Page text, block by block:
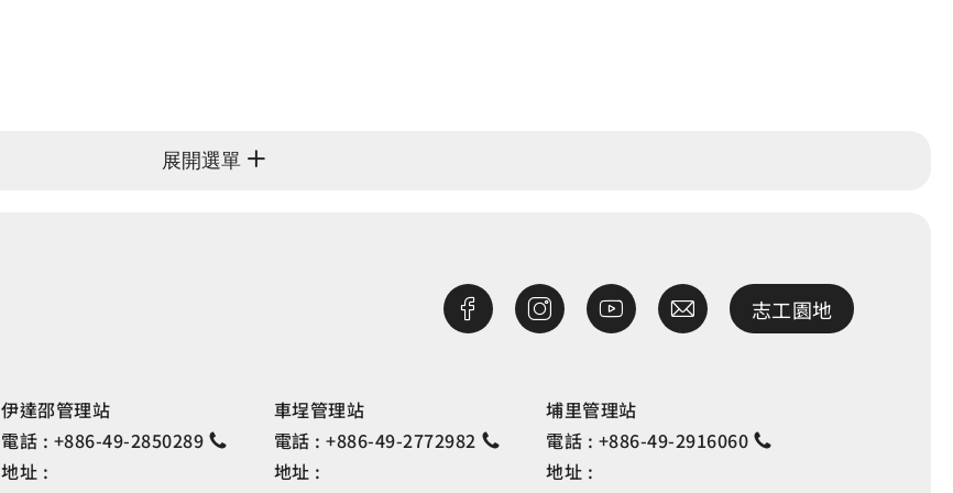
展開選單
志工園地
伊達邵管理站
電話 : +886-49-2850289
地址 :
車埕管理站
電話 :+886-49-2772982
地址 :
埔里管理站
電話 : +886-49-2916060
地址 :